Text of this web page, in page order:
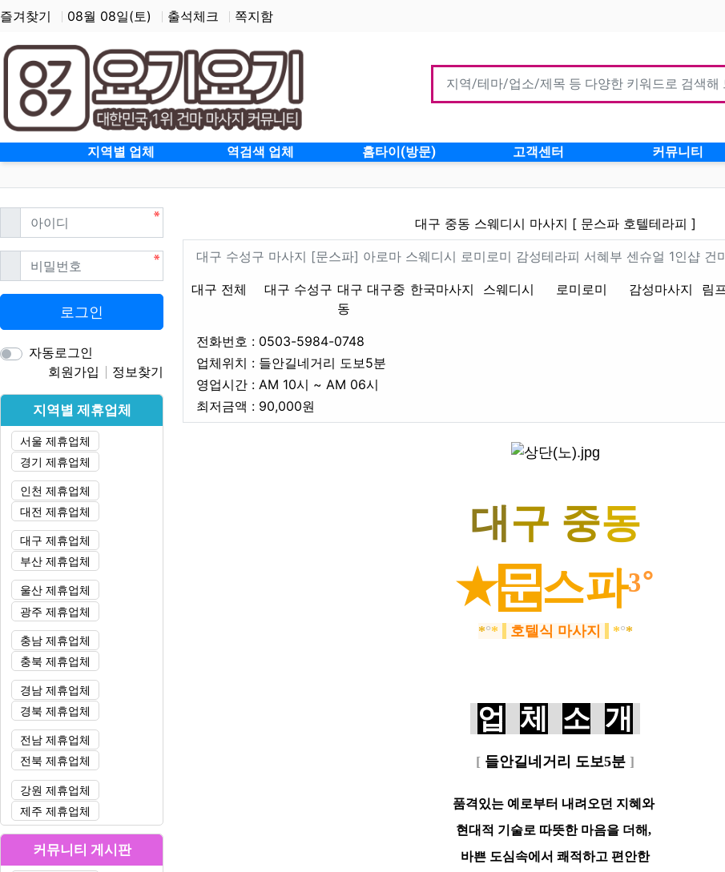
즐겨찾기 08월 08일(토) 출석체크 쪽지함
지역별 업체 역검색 업체 홈타이(방문) 고객센터 커뮤니티
대구 중동 스웨디시 마사지 [ 문스파 호텔테라피 ]
대구 중동 스웨디시 마사지 [ 문스파 호텔테라피 ]
업체 정보
대구 수성구 마사지 [문스파] 아로마 스웨디시
대구 수성구 마사지 [문스파] 아로마 스웨디시 로미로미 감성테라피 서혜부 센슈얼 1인샵 건
대구 전체 대구 수성구 대구 대구중
동
지역1 한국마사지 스웨디시 로미로미 감성마사지 림
테마
전화번호 : 0503-5984-0748
업체위치 : 들안길네거리 도보5분
영업시간 : AM 10시 ~ AM 06시
최저금액 : 90,000원
대구 중동
★문스파³˚
*°* 호텔식 마사지 *°*
업 체 소 개
[ 들안길네거리 도보5분 ]
품격있는 예로부터 내려오던 지혜와
현대적 기술로 따뜻한 마음을 더해,
바쁜 도심속에서 쾌적하고 편안한
아이디필수
비밀번호필수
로그인
자동로그인
회원가입
정보찾기
지역별 제휴업체
서울 제휴업체
경기 제휴업체
인천 제휴업체
대전 제휴업체
대구 제휴업체
부산 제휴업체
울산 제휴업체
광주 제휴업체
충남 제휴업체
충북 제휴업체
경남 제휴업체
경북 제휴업체
전남 제휴업체
전북 제휴업체
강원 제휴업체
제주 제휴업체
커뮤니티 게시판